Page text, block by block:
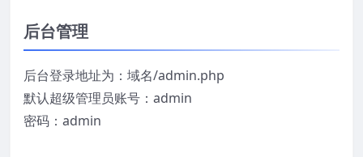
后台管理
后台登录地址为：域名/admin.php
默认超级管理员账号：admin
密码：admin